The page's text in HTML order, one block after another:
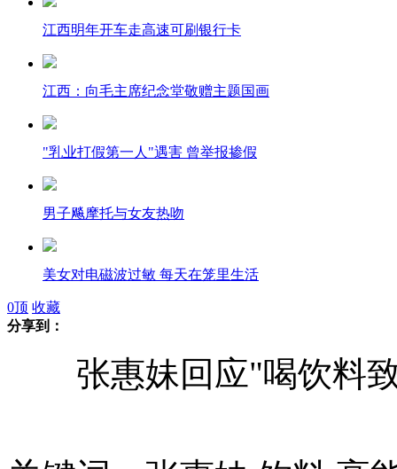
江西明年开车走高速可刷银行卡
江西：向毛主席纪念堂敬赠主题国画
"乳业打假第一人"遇害 曾举报掺假
男子飚摩托与女友热吻
美女对电磁波过敏 每天在笼里生活
男子被钢筋插入一尺半 奇迹生还
女教师公招体检 疑为“被梅毒”
0顶 收藏
分享到：
张惠妹回应"喝饮料致